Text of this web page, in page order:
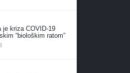
je kriza COVID-19
“biološkim ratom”
komentara